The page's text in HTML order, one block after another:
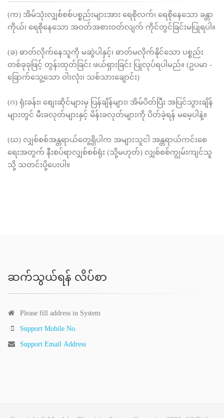
(က) အိမ်သုံးလျှစ်စစ်ပစ္စည်းများအား ရေစိုလက်၊ ရေစိုနေသော ခန္တာ
ကိုယ်၊ ရေစိုနေသော အဝတ်အစားဝတ်လျက် ကိုင်တွင်ခြင်းမပြုရပါ။
(ခ) ဓာတ်လိုက်နေသူကို မဆွဲပါနှင့်၊ ဓာတ်မလိုက်နိုင်သော ပစ္စည်း
တစ်ခုခုဖြင့် တွန်းထုတ်ခြင်း ဖယ်ရှားခြင်း ပြုလုပ်ရပါမည်။ (ဥပမာ -
ခြောက်သွေ့သော ဝါးလုံး၊ သစ်သားချောင်း)
(ဂ) ရုံးခန်း၊ စျေးဆိုင်များမှ ပြန်ချိန်များ၊ အိမ်ပိတ်ပြီး အပြင်သွားချိန်
များတွင် မီးခလုတ်များနှင့် မိန်းခလုတ်များကို ပိတ်ခဲ့ရန် မမေ့ပါနဲ့။
(ဃ) လျှစ်စစ်အန္တရာယ်တွေ့ရှိပါက အများသူငါ အန္တရာယ်ကင်းစေ
ရေးအတွက် နီးစပ်ရာလျှစ်စစ်ရုံး (သို့မဟုတ်) လျှစ်စစ်ကျွမ်းကျင်သူ
သို့ သတင်းပို့ပေးပါ။
ဆက်သွယ်ရန် လိပ်စာ
Please fill address in System
Support Mobile No.
Support Email Address